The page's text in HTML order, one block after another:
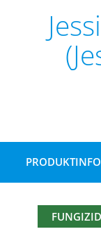
PRODUKTINFO
FUNGIZID